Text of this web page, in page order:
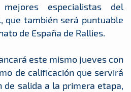
especialistas del
que también será puntuable
de España de Rallies.
este mismo jueves con
de calificación que servirá
de salida a la primera etapa,